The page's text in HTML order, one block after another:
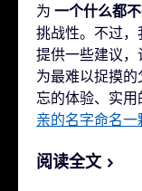
为 一个什么都
挑战性。不过
提供一些建议
为最难以捉摸
忘的体验、实
亲的名字命名一
阅读全文